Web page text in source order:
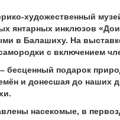
художественный
янтарных инклюзов
в Балашиху. На
с включением
бесценный подарок
и донесшая до наших
насекомые, в